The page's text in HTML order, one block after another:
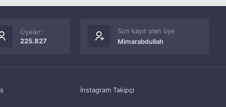
Üyeler:
225.827
Son kayıt olan üye
Mimarabdullah
İnstagram Takipçi